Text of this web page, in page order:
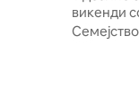
викенди
кајак или
околу
Семејство